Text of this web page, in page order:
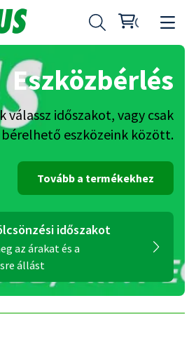
Eszközbérlés
válassz időszakot, vagy csak
bérelhető eszközeink között.
Tovább a termékekhez